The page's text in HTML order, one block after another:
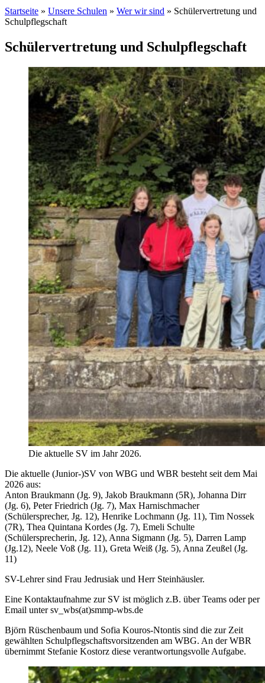
Startseite » Unsere Schulen » Wer wir sind » Schülervertretung und
Schulpflegschaft
Schülervertretung und Schulpflegschaft
Die aktuelle SV im Jahr 2026.
Die aktuelle (Junior-)SV von WBG und WBR besteht seit dem Mai
2026 aus:
Anton Braukmann (Jg. 9), Jakob Braukmann (5R), Johanna Dirr
(Jg. 6), Peter Friedrich (Jg. 7), Max Harnischmacher
(Schülersprecher, Jg. 12), Henrike Lochmann (Jg. 11), Tim Nossek
(7R), Thea Quintana Kordes (Jg. 7), Emeli Schulte
(Schülersprecherin, Jg. 12), Anna Sigmann (Jg. 5), Darren Lamp
(Jg.12), Neele Voß (Jg. 11), Greta Weiß (Jg. 5), Anna Zeußel (Jg.
11)
SV-Lehrer sind Frau Jedrusiak und Herr Steinhäusler.
Eine Kontaktaufnahme zur SV ist möglich z.B. über Teams oder per
Email unter sv_wbs(at)smmp-wbs.de
Björn Rüschenbaum und Sofia Kouros-Ntontis sind die zur Zeit
gewählten Schulpflegschaftsvorsitzenden am WBG. An der WBR
übernimmt Stefanie Kostorz diese verantwortungsvolle Aufgabe.